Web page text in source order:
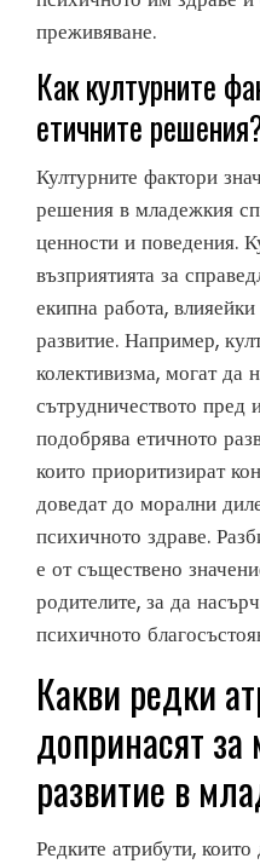
преживяване.
Как културните
етичните
Културните фактори
решения в младежкия
ценности и поведения.
възприятията за
екипна работа,
развитие. Например,
колективизма, могат да
сътрудничеството пред
подобрява етичното
които приоритизират
доведат до морални
психичното здраве.
е от съществено
родителите, за да
психичното
Какви редки
допринасят за
развитие в
Редките атрибути,